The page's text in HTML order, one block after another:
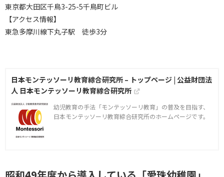
東京都大田区千鳥3-25-5千鳥町ビル
【アクセス情報】
東急多摩川線下丸子駅 徒歩3分
日本モンテッソーリ教育綜合研究所 – トップページ | 公益財団法
人 日本モンテッソーリ教育綜合研究所
幼児教育の手法「モンテッソーリ教育」の普及を目指す、
日本モンテッソーリ教育綜合研究所のホームページです。